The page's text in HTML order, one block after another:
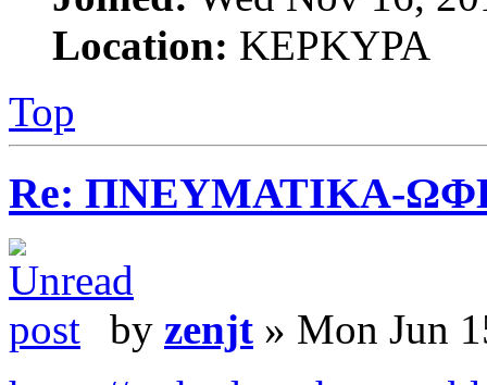
Location: ΚΕΡΚΥΡΑ
Top
Re: ΠΝΕΥΜΑΤΙΚΑ-
by zenjt » Mon Jun